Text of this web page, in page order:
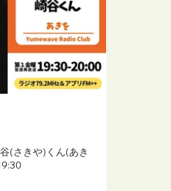
(さきや)くん(あき